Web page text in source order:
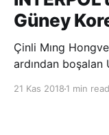
Güney
Çinli Mıng
ardından boşalan
21 Kas 2018 1 min read